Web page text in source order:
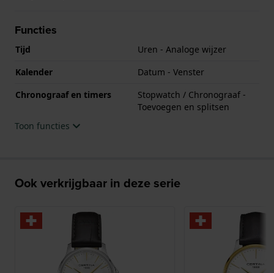
Functies
Tijd
Uren - Analoge wijzer
Kalender
Datum - Venster
Chronograaf en timers
Stopwatch / Chronograaf -
Toevoegen en splitsen
Toon functies
Ook verkrijgbaar in deze serie